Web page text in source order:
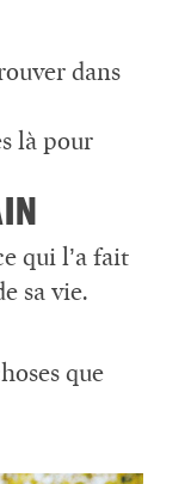
dans
là pour
qui l’a fait
sa vie.
que